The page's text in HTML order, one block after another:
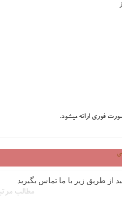
فوری ارائه میشود.
مطالب
طریق زیر با ما تماس بگیرید